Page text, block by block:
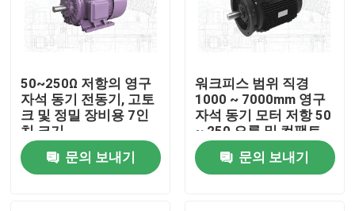
우리에 대하여
품질 관리
연락주세요
50~250Ω 저항의 영구
자석 동기 전동기, 고토
크 및 정밀 장비용 7인
치 크기
문의 보내기
워크피스 범위 직경
1000 ~ 7000mm 영구
자석 동기 모터 저항 50
~ 250 오름 및 컴팩트
제품 크기 7인치
문의 보내기